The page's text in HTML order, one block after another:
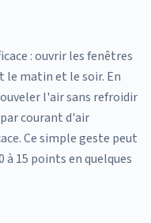
: ouvrir les fenêtres
le matin et le soir. En
l'air sans refroidir
courant d'air
Ce simple geste peut
15 points en quelques